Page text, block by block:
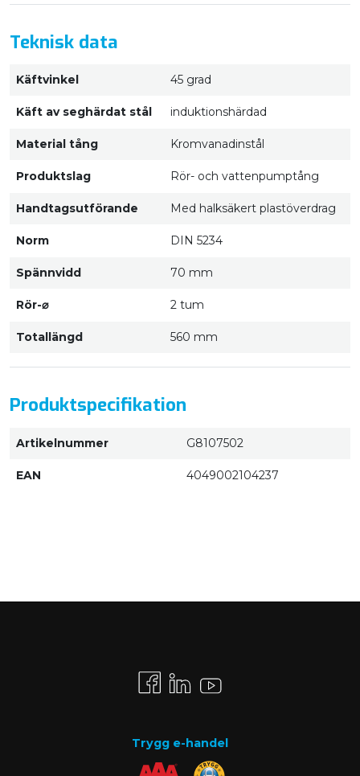
Teknisk data
Käftvinkel 45 grad
Käft av seghärdat stål induktionshärdad
Material tång Kromvanadinstål
Produktslag Rör- och vattenpumptång
Handtagsutförande Med halksäkert plastöverdrag
Norm DIN 5234
Spännvidd 70 mm
Rör-⌀ 2 tum
Totallängd 560 mm
Produktspecifikation
Artikelnummer G8107502
EAN 4049002104237
Trygg e-handel